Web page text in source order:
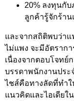
20% ลงทุนกั
ลูกค้ารู้จักร้า
และจากสถิติพบว่า
ไม่แพง จะมีอัตราก
เนื่องจากตอบโจทย์
บรรดาพนักงานประ
ไชส์คือทางลัดที่ทำใ
แนวคิดและไอเดียใ